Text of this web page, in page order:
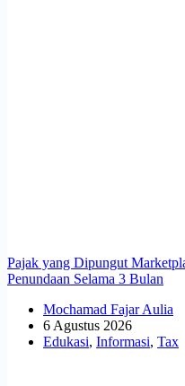
Pajak yang Dipungut
Penundaan Selama 3 Bulan
Mochamad Fajar Aulia
6 Agustus 2026
Edukasi, Informasi, Tax